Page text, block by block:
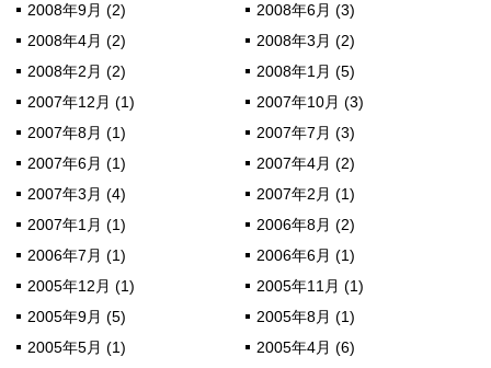
2008年9月 (2)
2008年6月 (3)
2008年4月 (2)
2008年3月 (2)
2008年2月 (2)
2008年1月 (5)
2007年12月 (1)
2007年10月 (3)
2007年8月 (1)
2007年7月 (3)
2007年6月 (1)
2007年4月 (2)
2007年3月 (4)
2007年2月 (1)
2007年1月 (1)
2006年8月 (2)
2006年7月 (1)
2006年6月 (1)
2005年12月 (1)
2005年11月 (1)
2005年9月 (5)
2005年8月 (1)
2005年5月 (1)
2005年4月 (6)